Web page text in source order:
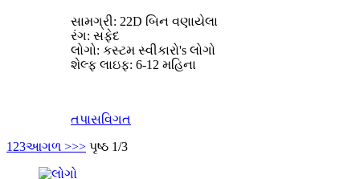
સામગ્રી: 22D બિન વણાયેલા
રંગ: સફેદ
લોગો: કસ્ટમ સ્વીકારો's લોગો
શેલ્ફ લાઇફ: 6-12 મહિના
તપાસવિગત
1 23આગળ >>> પૃષ્ઠ 1/3